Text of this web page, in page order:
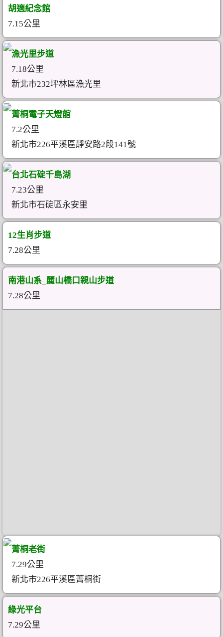
胡適紀念館
7.15公里
漁光里步道
7.18公里
新北市232坪林區漁光里
菁桐電子天燈館
7.2公里
新北市226平溪區靜安路2段141號
台北石碇千島湖
7.23公里
新北市石碇區永安里
12生肖步道
7.28公里
南港山系_麗山橋口親山步道
7.28公里
菁桐老街
7.29公里
新北市226平溪區菁桐街
綠光平台
7.29公里